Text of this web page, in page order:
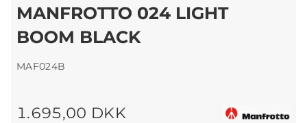
MANFROTTO 024 LIGHT
BOOM BLACK
MAF024B
1.695,00 DKK